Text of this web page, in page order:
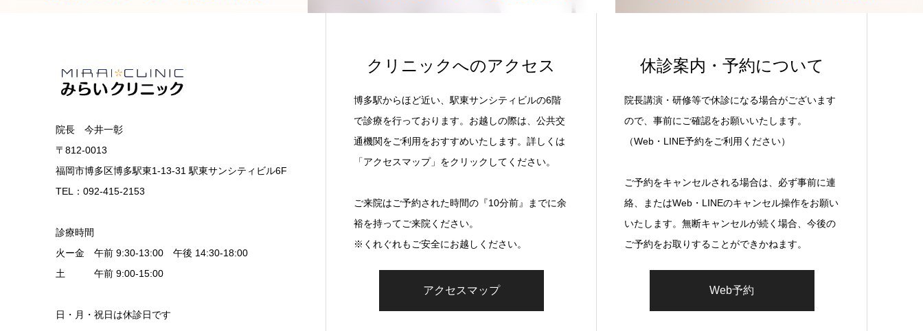
院長 今井一彰
〒812-0013
福岡市博多区博多駅東1-13-31 駅東サンシティビル6F
TEL：092-415-2153
診療時間
火ー金 午前 9:30-13:00 午後 14:30-18:00
土 午前 9:00-15:00
日・月・祝日は休診日です
クリニックへのアクセス
博多駅からほど近い、駅東サンシティビルの6階
で診療を行っております。お越しの際は、公共交
通機関をご利用をおすすめいたします。詳しくは
「アクセスマップ」をクリックしてください。
ご来院はご予約された時間の『10分前』までに余
裕を持ってご来院ください。
※くれぐれもご安全にお越しください。
アクセスマップ
休診案内・予約について
院長講演・研修等で休診になる場合がございます
ので、事前にご確認をお願いいたします。
（Web・LINE予約をご利用ください）
ご予約をキャンセルされる場合は、必ず事前に連
絡、またはWeb・LINEのキャンセル操作をお願い
いたします。無断キャンセルが続く場合、今後の
ご予約をお取りすることができかねます。
Web予約